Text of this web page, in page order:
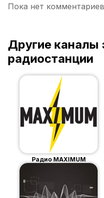
Пока нет
Другие каналы
радиостанции
Радио MAXIMUM